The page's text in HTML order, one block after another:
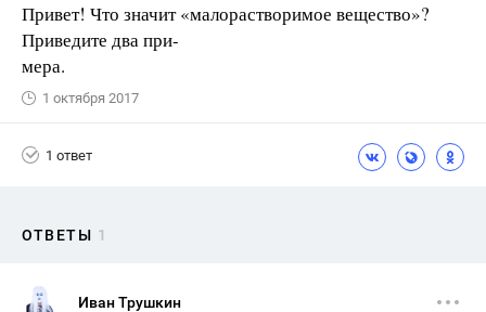
Привет! Что значит «малорастворимое вещество»?
Приведите два при-
мера.
1 октября 2017
1 ответ
ОТВЕТЫ 1
Иван Трушкин